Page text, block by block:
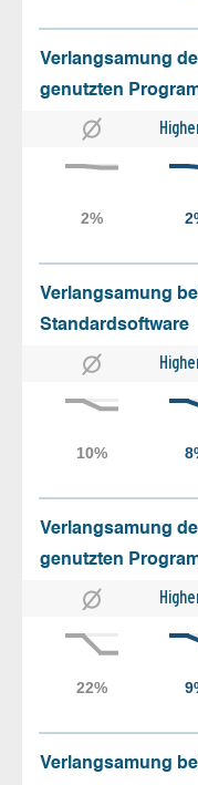
Verlangsamung
genutzten
Verlangsamung
Standardsoftware
Verlangsamung
genutzten
Verlangsamung